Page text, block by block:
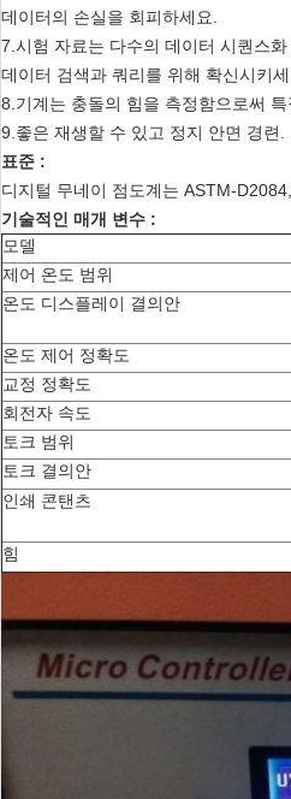
데이터의 손실을 회피하세요.
7.시험 자료는 다수의 데이터 시퀀스
데이터 검색과 쿼리를 위해 확신시키세
8.기계는 충돌의 힘을 측정함으로써
9.좋은 재생할 수 있고 정지 안면 경련.
표준 :
디지털 무네이 점도계는 ASTM-
기술적인 매개 변수 :
모델
제어 온도 범위
온도 디스플레이 결의안
온도 제어 정확도
교정 정확도
회전자 속도
토크 범위
토크 결의안
인쇄 콘탠츠
힘